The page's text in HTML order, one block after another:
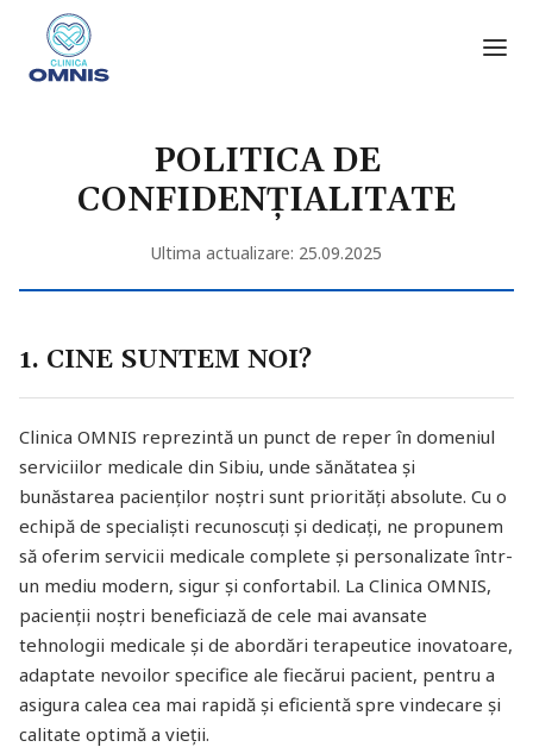
POLITICA DE
CONFIDENȚIALITATE
Ultima actualizare: 25.09.2025
1. CINE SUNTEM NOI?
Clinica OMNIS reprezintă un punct de reper în domeniul
serviciilor medicale din Sibiu, unde sănătatea și
bunăstarea pacienților noștri sunt priorități absolute. Cu o
echipă de specialiști recunoscuți și dedicați, ne propunem
să oferim servicii medicale complete și personalizate într-
un mediu modern, sigur și confortabil. La Clinica OMNIS,
pacienții noștri beneficiază de cele mai avansate
tehnologii medicale și de abordări terapeutice inovatoare,
adaptate nevoilor specifice ale fiecărui pacient, pentru a
asigura calea cea mai rapidă și eficientă spre vindecare și
calitate optimă a vieții.